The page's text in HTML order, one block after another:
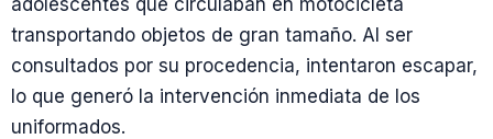
adolescentes que circulaban en motocicleta
transportando objetos de gran tamaño. Al ser
consultados por su procedencia, intentaron escapar,
lo que generó la intervención inmediata de los
uniformados.